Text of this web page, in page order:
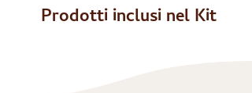
Prodotti inclusi nel Kit